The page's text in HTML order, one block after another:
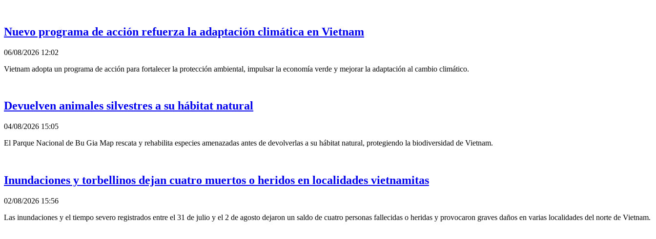
Nuevo programa de acción refuerza la adaptación climática en Vietnam
06/08/2026 12:02
Vietnam adopta un programa de acción para fortalecer la protección ambiental, impulsar la economía verde y mejorar la adaptación al cambio climático.
Devuelven animales silvestres a su hábitat natural
04/08/2026 15:05
El Parque Nacional de Bu Gia Map rescata y rehabilita especies amenazadas antes de devolverlas a su hábitat natural, protegiendo la biodiversidad de Vietnam.
Inundaciones y torbellinos dejan cuatro muertos o heridos en localidades vietnamitas
02/08/2026 15:56
Las inundaciones y el tiempo severo registrados entre el 31 de julio y el 2 de agosto dejaron un saldo de cuatro personas fallecidas o heridas y provocaron graves daños en varias localidades del norte de Vietnam.